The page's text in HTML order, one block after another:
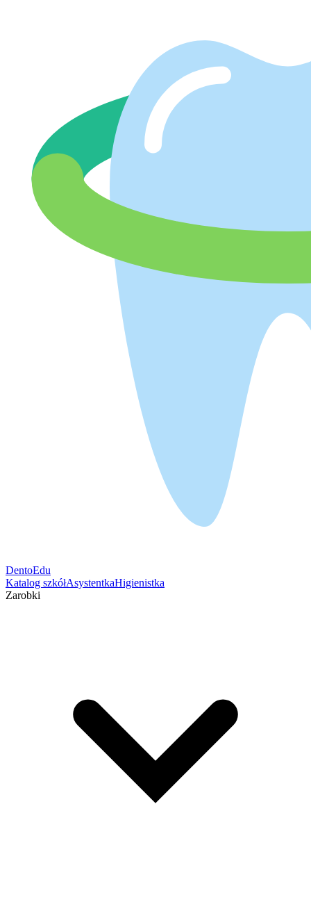
DentoEdu
Katalog szkółAsystentkaHigienistka
Zarobki